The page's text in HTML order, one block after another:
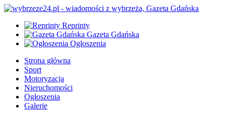
Reprinty
Gazeta Gdańska
Ogłoszenia
Strona główna
Sport
Motoryzacja
Nieruchomości
Ogłoszenia
Galerie